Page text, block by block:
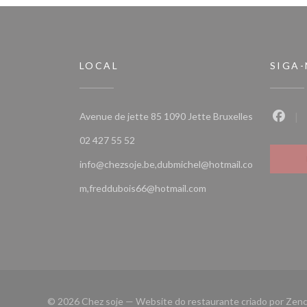
LOCAL
Avenue de jette 85 1090 Jette Bruxelles((abre numa
02 427 55 52
info@chezsoje.be,dubmichel@hotmail.co
m,freddubois66@hotmail.com
SIGA-
© 2026 Chez soje — Website do restaurante criado por